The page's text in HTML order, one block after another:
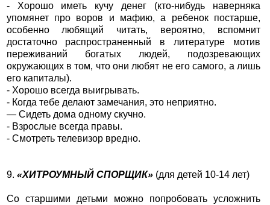
- Хорошо иметь кучу денег (кто-нибудь наверняка
упомянет про воров и мафию, а ребенок постарше,
особенно любящий читать, вероятно, вспомнит
достаточно распространенный в литературе мотив
переживаний богатых людей, подозревающих
окружающих в том, что они любят не его самого, а лишь
его капиталы).
- Хорошо всегда выигрывать.
- Когда тебе делают замечания, это неприятно.
— Сидеть дома одному скучно.
- Взрослые всегда правы.
- Смотреть телевизор вредно.
9. «ХИТРОУМНЫЙ СПОРЩИК»(для детей 10-14 лет)
Со старшими детьми можно попробовать усложнить